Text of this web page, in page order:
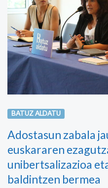
BATUZ ALDATU
Adostasun zabala
euskararen
unibertsalizazioa
baldintzen bermea